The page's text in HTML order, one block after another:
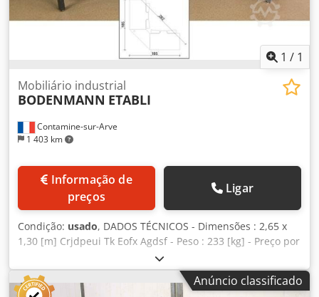
1 / 1
Contamine-sur-Arve
1 403 km
Mobiliário industrial
BODENMANN ETABLI
preços
Ligar
Condição: usado, DADOS TÉCNICOS - Dimensões : 2,65 x
1,30 [m] Crjdpeui Tk Eofx Agdsf - Peso : 233 [kg] - Preço por
Anúncio classificado